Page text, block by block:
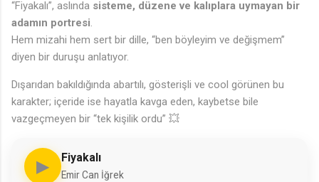
“Fiyakalı”, aslında sisteme, düzene ve kalıplara uymayan bir
adamın portresi.
Hem mizahi hem sert bir dille, “ben böyleyim ve değişmem”
diyen bir duruşu anlatıyor.
Dışarıdan bakıldığında abartılı, gösterişli ve cool görünen bu
karakter; içeride ise hayatla kavga eden, kaybetse bile
vazgeçmeyen bir “tek kişilik ordu” 💥
▶ Fiyakalı
Emir Can İğrek